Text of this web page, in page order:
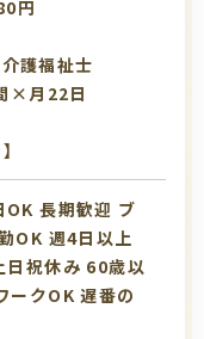
円
護福祉士
×月22日
OK 長期歓迎 ブ
OK 週4日以上
日祝休み 60歳以
ークOK 遅番の